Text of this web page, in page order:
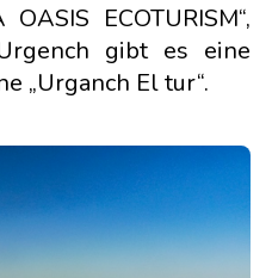
ECOTURISM“,
gibt es eine
„Urganch El tur“.